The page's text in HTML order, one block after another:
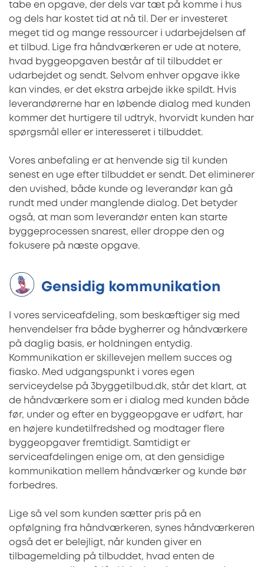
tabe en opgave, der dels var tæt på komme i hus
og dels har kostet tid at nå til. Der er investeret
meget tid og mange ressourcer i udarbejdelsen af
et tilbud. Lige fra håndværkeren er ude at notere,
hvad byggeopgaven består af til tilbuddet er
udarbejdet og sendt. Selvom enhver opgave ikke
kan vindes, er det ekstra arbejde ikke spildt. Hvis
leverandørerne har en løbende dialog med kunden
kommer det hurtigere til udtryk, hvorvidt kunden har
spørgsmål eller er interesseret i tilbuddet.
Vores anbefaling er at henvende sig til kunden
senest en uge efter tilbuddet er sendt. Det eliminerer
den uvished, både kunde og leverandør kan gå
rundt med under manglende dialog. Det betyder
også, at man som leverandør enten kan starte
byggeprocessen snarest, eller droppe den og
fokusere på næste opgave.
Gensidig kommunikation
I vores serviceafdeling, som beskæftiger sig med
henvendelser fra både bygherrer og håndværkere
på daglig basis, er holdningen entydig.
Kommunikation er skillevejen mellem succes og
fiasko. Med udgangspunkt i vores egen
serviceydelse på 3byggetilbud.dk, står det klart, at
de håndværkere som er i dialog med kunden både
før, under og efter en byggeopgave er udført, har
en højere kundetilfredshed og modtager flere
byggeopgaver fremtidigt. Samtidigt er
serviceafdelingen enige om, at den gensidige
kommunikation mellem håndværker og kunde bør
forbedres.
Lige så vel som kunden sætter pris på en
opfølgning fra håndværkeren, synes håndværkeren
også det er belejligt, når kunden giver en
tilbagemelding på tilbuddet, hvad enten de